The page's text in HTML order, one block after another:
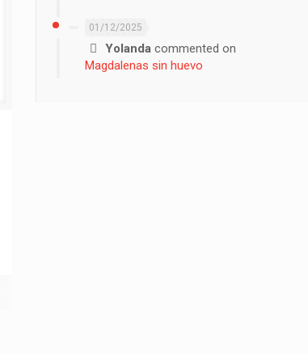
01/12/2025
Yolandacommented on
Magdalenas sin huevo